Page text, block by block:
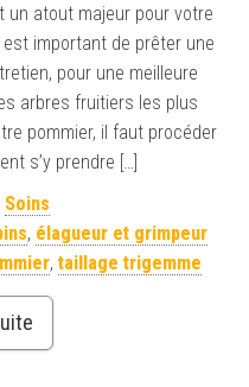
atout majeur pour votre
important de prêter une
pour une meilleure
arbres fruitiers les plus
pommier, il faut procéder
s’y prendre […]
Soins
, élagueur et grimpeur
, taillage trigemme